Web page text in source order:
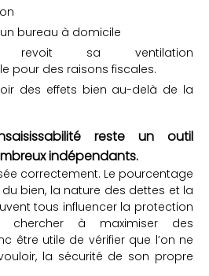
bureau à domicile
revoit sa ventilation
pour des raisons fiscales.
des effets bien au-delà de la
reste un outil
indépendants.
correctement. Le pourcentage
bien, la nature des dettes et la
tous influencer la protection
chercher à maximiser des
être utile de vérifier que l’on ne
la sécurité de son propre